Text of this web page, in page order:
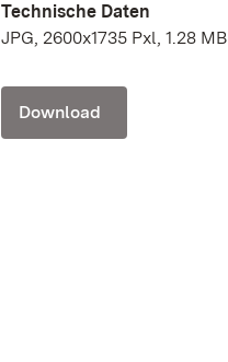
Technische Daten
JPG, 2600x1735 Pxl, 1.28 MB
Download